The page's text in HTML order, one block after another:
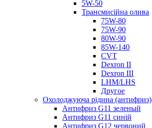
5W-50
Трансмисійна олива
75W-80
75W-90
80W-90
85W-140
CVT
Dexron II
Dexron III
LHM/LHS
Другое
Охолоджуюча рідина (антифриз)
Антифриз G11 зеленый
Антифриз G11 синій
Антифриз G12 червоний